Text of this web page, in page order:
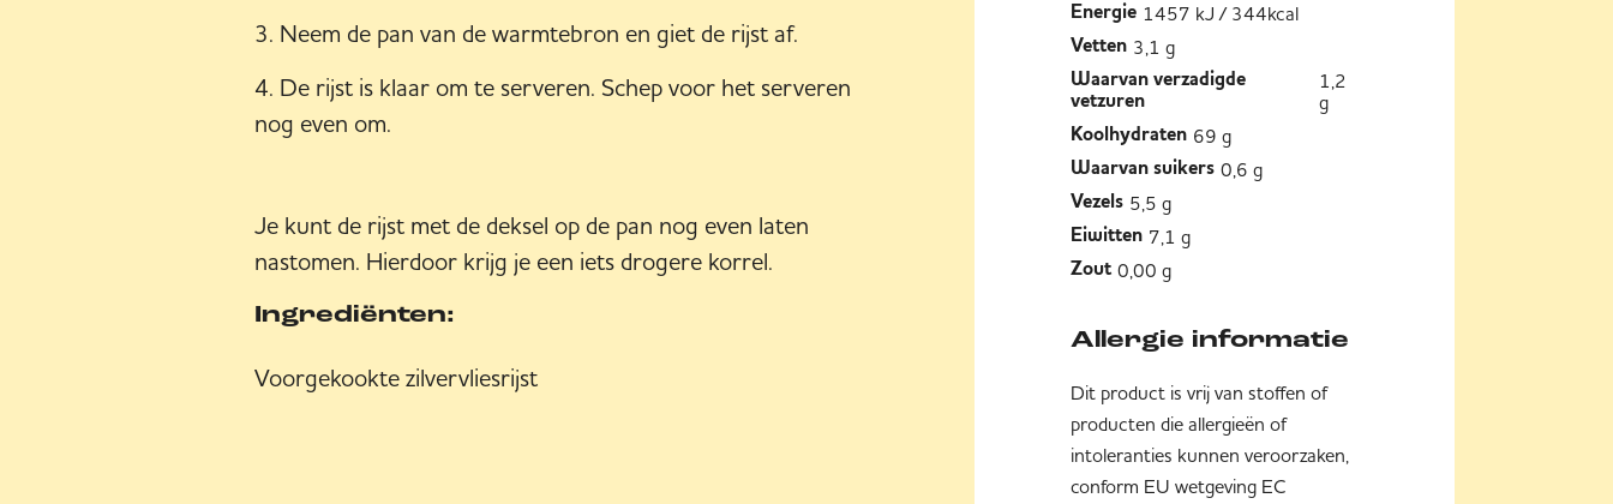
Energie 1457 kJ / 344kcal
Vetten 3,1 g
Waarvan verzadigde
vetzuren
1,2
g
Koolhydraten 69 g
Waarvan suikers 0,6 g
Vezels 5,5 g
Eiwitten 7,1 g
Zout 0,00 g
Allergie informatie
Dit product is vrij van stoffen of
producten die allergieën of
intoleranties kunnen veroorzaken,
conform EU wetgeving EC
Neem de pan van de warmtebron en giet de rijst af.
De rijst is klaar om te serveren. Schep voor het serveren
nog even om.
Je kunt de rijst met de deksel op de pan nog even laten
nastomen. Hierdoor krijg je een iets drogere korrel.
Ingrediënten:
Voorgekookte zilvervliesrijst